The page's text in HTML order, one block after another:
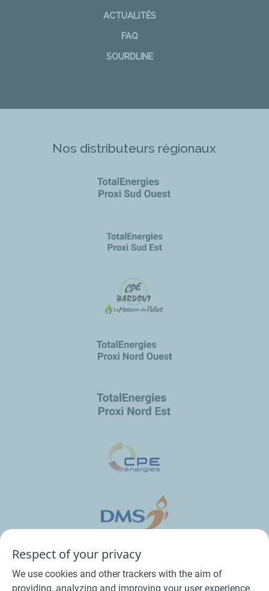
ACTUALITÉS
FAQ
SOURDLINE
Nos distributeurs régionaux
Respect of your privacy
We use cookies and other trackers with the aim of
providing, analyzing and improving your user experience.